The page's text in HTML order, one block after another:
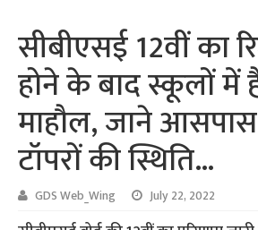
सीबीएसई 12वीं का
होने के बाद स्कूलों में
माहौल, जाने
टॉपरों की स्थिति…
GDS Web_Wing July 22, 2022